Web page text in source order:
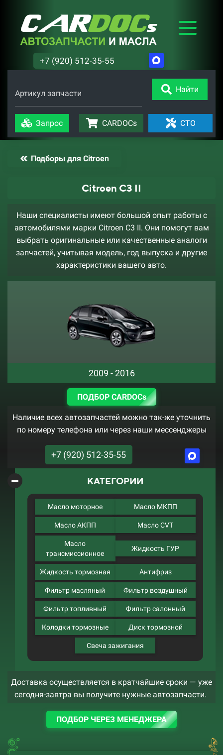
+7 (920) 512-35-55
Артикул запчасти Найти
Запрос CARDOCs СТО
Подборы для Citroen
Citroen C3 II
Наши специалисты имеют большой опыт работы с
автомобилями марки Citroen C3 II. Они помогут вам
выбрать оригинальные или качественные аналоги
запчастей, учитывая модель, год выпуска и другие
характеристики вашего авто.
2009 - 2016
ПОДБОР CARDOCs
Наличие всех автозапчастей можно так-же уточнить
по номеру телефона или через наши мессенджеры
+7 (920) 512-35-55
КАТЕГОРИИ
Масло моторное Масло МКПП
Масло АКПП Масло CVT
Масло
трансмиссионное
Жидкость ГУР
Жидкость тормозная Антифриз
Фильтр масляный Фильтр воздушный
Фильтр топливный Фильтр салонный
Колодки тормозные Диск тормозной
Свеча зажигания
Доставка осуществляется в кратчайшие сроки — уже
сегодня-завтра вы получите нужные автозапчасти.
ПОДБОР ЧЕРЕЗ МЕНЕДЖЕРА